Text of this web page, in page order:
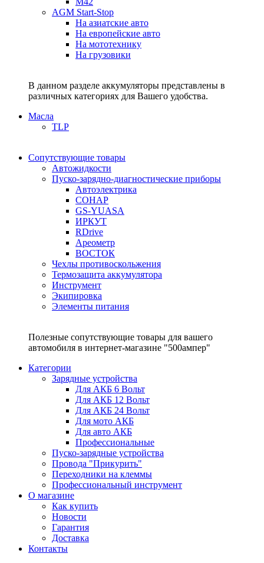
AGM Start-Stop
На азиатские авто
На европейские авто
На мототехнику
На грузовики
В данном разделе аккумуляторы представлены в
различных категориях для Вашего удобства.
Масла
TLP
Сопутствующие товары
Автожидкости
Пуско-зарядно-диагностические приборы
Автоэлектрика
СОНАР
GS-YUASA
ИРКУТ
RDrive
Ареометр
ВОСТОК
Чехлы противоскольжения
Термозащита аккумулятора
Инструмент
Экипировка
Элементы питания
Полезные сопутствующие товары для вашего
автомобиля в интернет-магазине "500ампер"
Категории
Зарядные устройства
Для АКБ 6 Вольт
Для АКБ 12 Вольт
Для АКБ 24 Вольт
Для мото АКБ
Для авто АКБ
Профессиональные
Пуско-зарядные устройства
Провода "Прикурить"
Переходники на клеммы
Профессиональный инструмент
О магазине
Как купить
Новости
Гарантия
Доставка
Контакты